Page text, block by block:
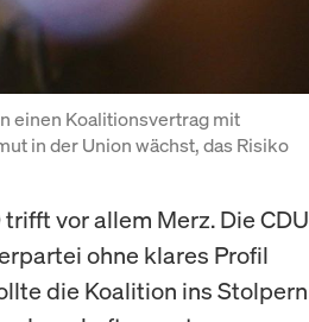
einen Koalitionsvertrag mit
in der Union wächst, das Risiko
vor allem Merz. Die CDU
ohne klares Profil
die Koalition ins Stolpern